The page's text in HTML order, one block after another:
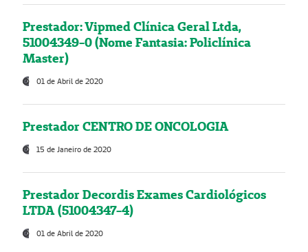
Prestador: Vipmed Clínica Geral Ltda,
51004349-0 (Nome Fantasia: Policlínica
Master)
01 de Abril de 2020
Prestador CENTRO DE ONCOLOGIA
15 de Janeiro de 2020
Prestador Decordis Exames Cardiológicos
LTDA (51004347-4)
01 de Abril de 2020